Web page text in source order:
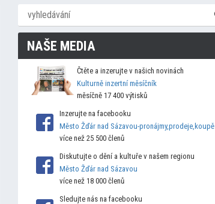
NAŠE MEDIA
Čtěte a inzerujte v našich novinách
Kulturně inzertní měsíčník
měsíčně 17 400 výtisků
Inzerujte na facebooku
Město Žďár nad Sázavou-pronájmy,prodeje,koupě
více než 25 500 členů
Diskutujte o dění a kultuře v našem regionu
Město Žďár nad Sázavou
více než 18 000 členů
Sledujte nás na facebooku